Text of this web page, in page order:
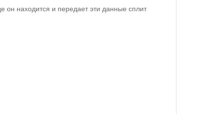
он находится и передает эти данные сплит